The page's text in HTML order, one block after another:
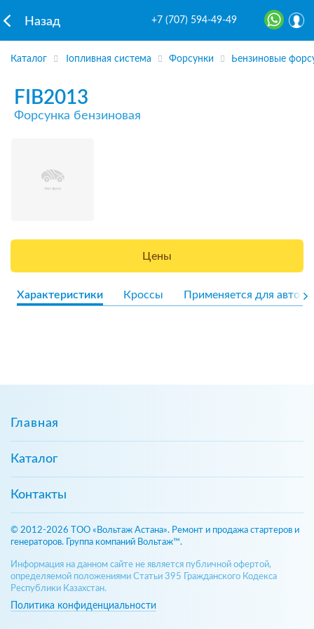
Назад +7 (707) 594-49-49
Каталог Топливная система Форсунки Бензиновые
FIB2013
Форсунка бензиновая
Цены
Характеристики Кроссы Применяется для авто
Главная
Каталог
Контакты
© 2012-2026 ТОО «Вольтаж Астана». Ремонт и продажа стартеров и
генераторов. Группа компаний Вольтаж™.
Информация на данном сайте не является публичной офертой,
определяемой положениями Статьи 395 Гражданского Кодекса
Республики Казахстан.
Политика конфиденциальности